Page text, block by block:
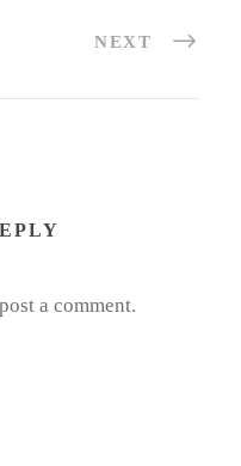
NEXT
a comment.